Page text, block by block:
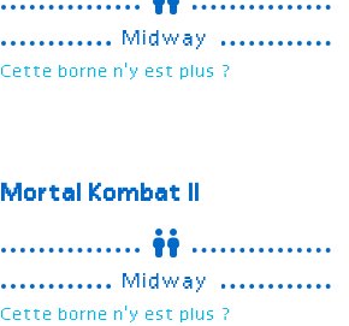
Midway
Cette borne n'y est plus ?
Mortal Kombat II
Midway
Cette borne n'y est plus ?